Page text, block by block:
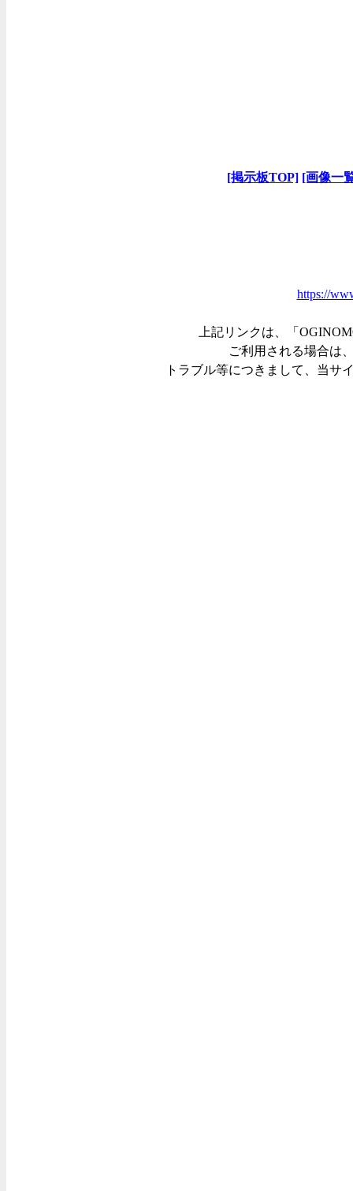
[掲示板TOP] [画像一
https://
上記リンクは、「
ご利用される場合は
トラブル等につきまして、当サ